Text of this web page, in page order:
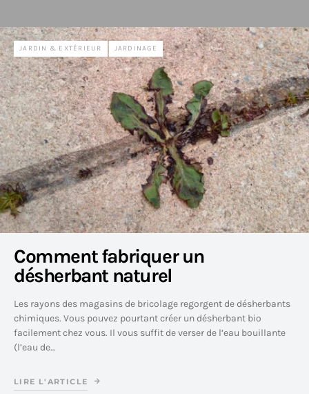
JARDIN & EXTÉRIEUR JARDINAGE
Comment fabriquer un
désherbant naturel
Les rayons des magasins de bricolage regorgent de désherbants
chimiques. Vous pouvez pourtant créer un désherbant bio
facilement chez vous. Il vous suffit de verser de l’eau bouillante
(l’eau de…
LIRE L'ARTICLE